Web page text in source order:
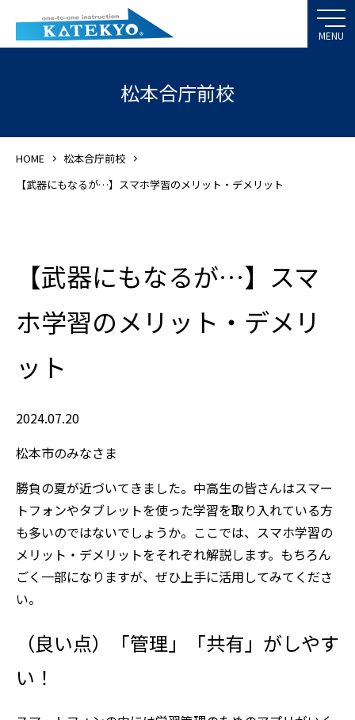
松本合庁前校
HOME
松本合庁前校
【武器にもなるが…】スマホ学習のメリット・デメリット
【武器にもなるが…】スマ
ホ学習のメリット・デメリ
ット
2024.07.20
松本市のみなさま
勝負の夏が近づいてきました。中高生の皆さんはスマー
トフォンやタブレットを使った学習を取り入れている方
も多いのではないでしょうか。ここでは、スマホ学習の
メリット・デメリットをそれぞれ解説します。もちろん
ごく一部になりますが、ぜひ上手に活用してみてくださ
い。
（良い点）「管理」「共有」がしやす
い！